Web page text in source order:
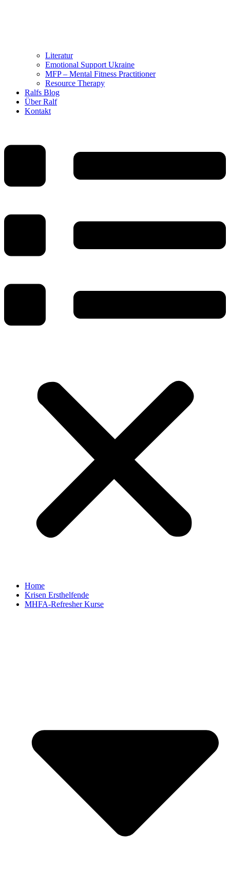
Literatur
Emotional Support Ukraine
MFP – Mental Fitness Practitioner
Resource Therapy
Ralfs Blog
Über Ralf
Kontakt
Home
Krisen Ersthelfende
MHFA-Refresher Kurse